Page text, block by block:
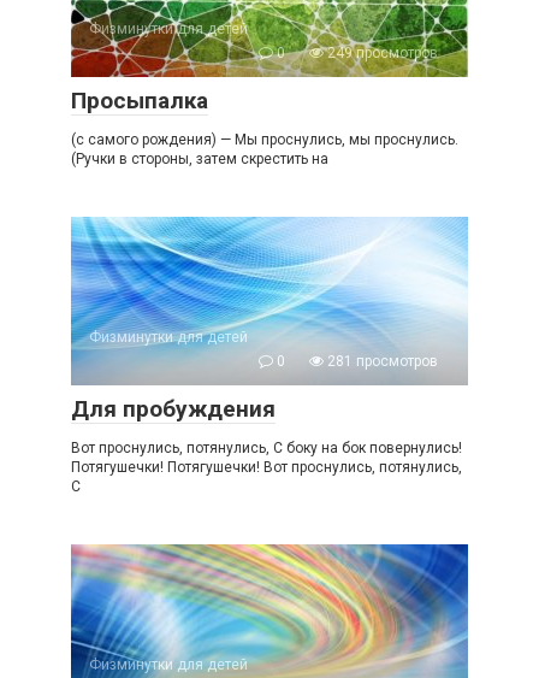
Физминутки для детей
0
249 просмотров
Просыпалка
(с самого рождения) — Мы проснулись, мы проснулись.
(Ручки в стороны, затем скрестить на
Физминутки для детей
0
281 просмотров
Для пробуждения
Вот проснулись, потянулись, С боку на бок повернулись!
Потягушечки! Потягушечки! Вот проснулись, потянулись,
С
Физминутки для детей